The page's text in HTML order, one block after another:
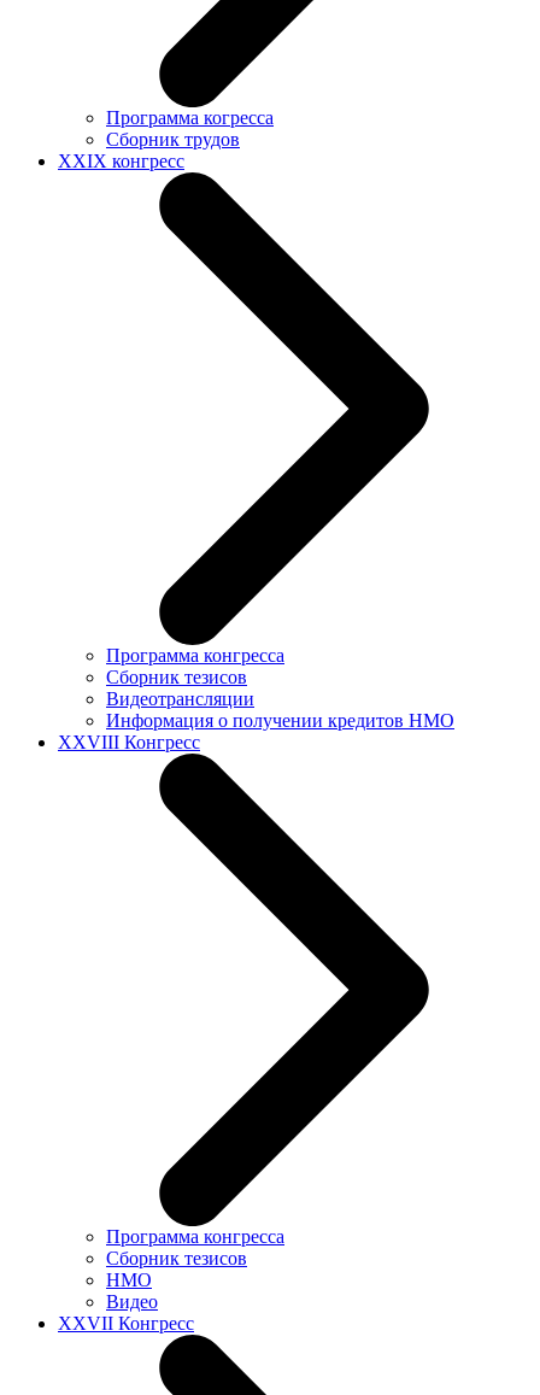
Программа когресса
Сборник трудов
XXIX конгресс
Программа конгресса
Сборник тезисов
Видеотрансляции
Информация о получении кредитов НМО
XXVIII Конгресс
Программа конгресса
Сборник тезисов
НМО
Видео
XXVII Конгресс